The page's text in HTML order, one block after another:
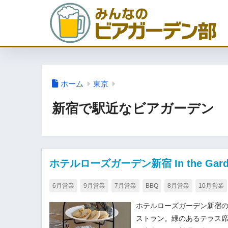
ホーム 東京
新宿で駅近なビアガーデン
ホテルローズガーデン新宿 In the
6月営業 9月営業 7月営業 BBQ 8月営業 10月営業
ホテルローズガーデン新宿
ストラン。緑のあるテラス